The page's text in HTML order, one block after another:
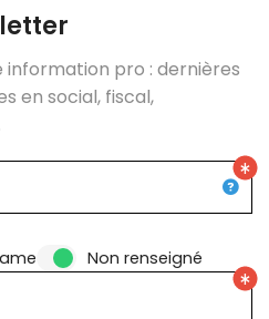
Nos
Nous
RH et
Audit et
Edoc
Isuite
Actualités
Notre blog
pro : dernières
en social, fiscal,
Non renseigné